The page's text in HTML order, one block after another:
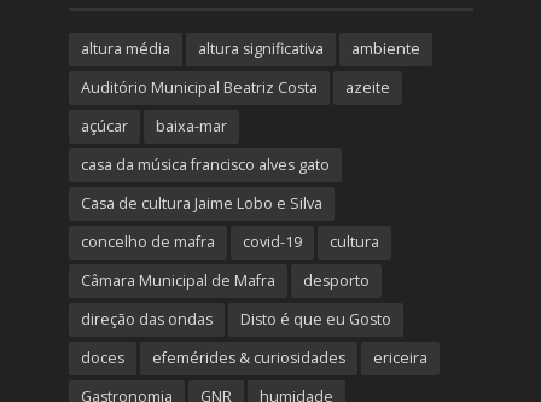
altura média altura significativa
ambiente
Auditório Municipal Beatriz Costa
azeite
açúcar
baixa-mar
casa da música francisco alves gato
Casa de cultura Jaime Lobo e Silva
concelho de mafra
covid-19
cultura
Câmara Municipal de Mafra
desporto
direção das ondas
Disto é que eu Gosto
doces
efemérides & curiosidades
ericeira
Gastronomia
GNR humidade